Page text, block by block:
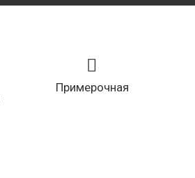
Примерочная